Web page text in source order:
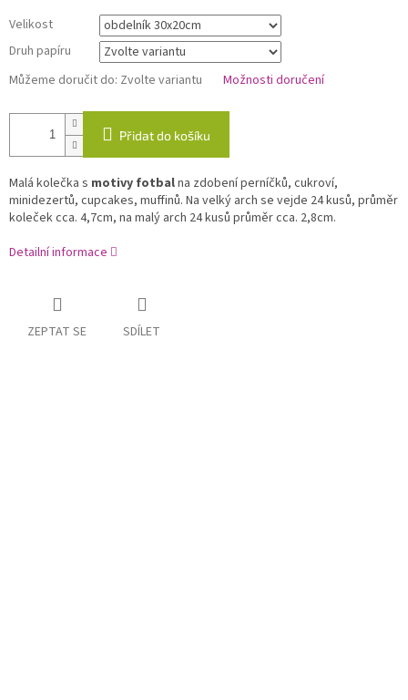
Velikost
Druh papíru
Můžeme doručit do: Zvolte variantu Možnosti doručení
Přidat do košíku
Malá kolečka s motivy fotbalna zdobení perníčků, cukroví,
minidezertů, cupcakes, muffinů. Na velký arch se vejde 24 kusů, průměr
koleček cca. 4,7cm, na malý arch 24 kusů průměr cca. 2,8cm.
Detailní informace
ZEPTAT SE SDÍLET